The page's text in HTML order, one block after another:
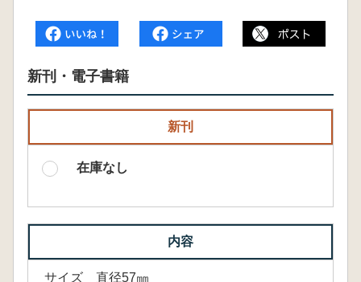
新刊・電子書籍
新刊
在庫なし
内容
サイズ 直径57㎜